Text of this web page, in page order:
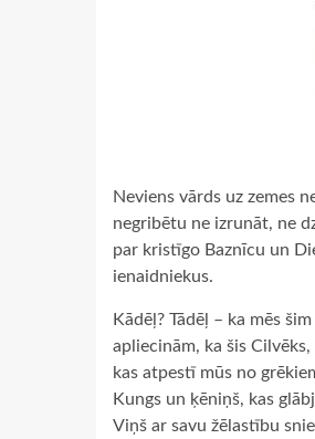
Neviens vārds uz zemes
negribētu ne izrunāt, ne
par kristīgo Baznīcu un
ienaidniekus.
Kādēļ? Tādēļ – ka mēs
apliecinām, ka šis
kas atpestī mūs no
Kungs un ķēniņš, kas
Viņš ar savu žēlastību